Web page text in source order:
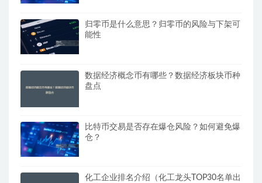
归零币是什么意思？归零币的风险与下架可
能性
数据经济概念币有哪些？数据经济板块币种
盘点
比特币交易是否存在爆仓风险？如何避免爆
仓？
化工企业排名介绍（化工龙头TOP30名单出